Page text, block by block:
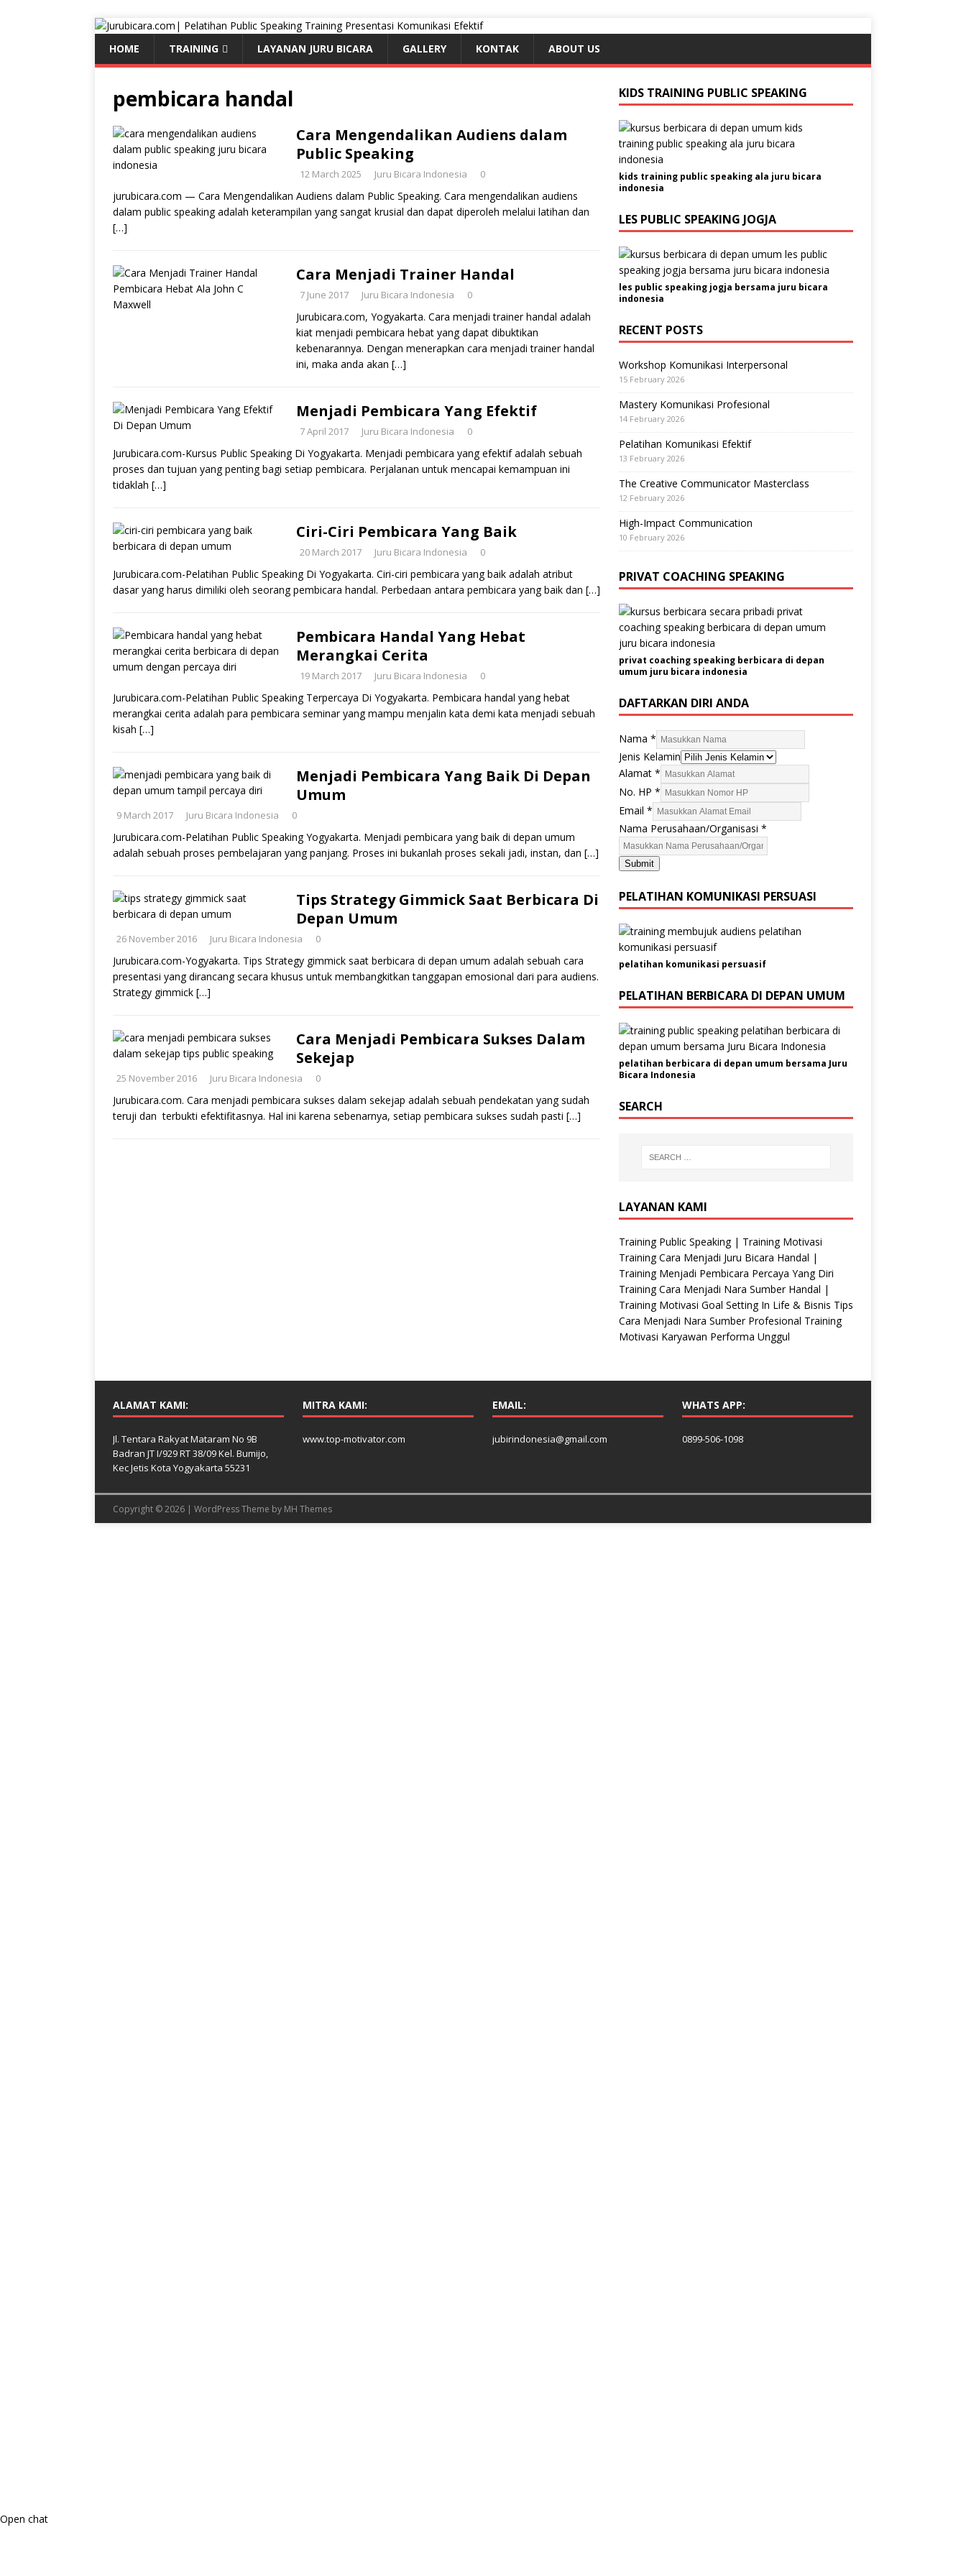
HOME TRAINING LAYANAN JURU BICARA GALLERY KONTAK ABOUT US
pembicara handal
Cara Mengendalikan Audiens dalam
Public Speaking
12 March 2025 Juru Bicara Indonesia 0
jurubicara.com — Cara Mengendalikan Audiens dalam Public Speaking. Cara mengendalikan audiens
dalam public speaking adalah keterampilan yang sangat krusial dan dapat diperoleh melalui latihan dan
[…]
Cara Menjadi Trainer Handal
7 June 2017 Juru Bicara Indonesia 0
Jurubicara.com, Yogyakarta. Cara menjadi trainer handal adalah
kiat menjadi pembicara hebat yang dapat dibuktikan
kebenarannya. Dengan menerapkan cara menjadi trainer handal
ini, maka anda akan […]
Menjadi Pembicara Yang Efektif
7 April 2017 Juru Bicara Indonesia 0
Jurubicara.com-Kursus Public Speaking Di Yogyakarta. Menjadi pembicara yang efektif adalah sebuah
proses dan tujuan yang penting bagi setiap pembicara. Perjalanan untuk mencapai kemampuan ini
tidaklah […]
Ciri-Ciri Pembicara Yang Baik
20 March 2017 Juru Bicara Indonesia 0
Jurubicara.com-Pelatihan Public Speaking Di Yogyakarta. Ciri-ciri pembicara yang baik adalah atribut
dasar yang harus dimiliki oleh seorang pembicara handal. Perbedaan antara pembicara yang baik dan […]
Pembicara Handal Yang Hebat
Merangkai Cerita
19 March 2017 Juru Bicara Indonesia 0
Jurubicara.com-Pelatihan Public Speaking Terpercaya Di Yogyakarta. Pembicara handal yang hebat
merangkai cerita adalah para pembicara seminar yang mampu menjalin kata demi kata menjadi sebuah
kisah […]
Menjadi Pembicara Yang Baik Di Depan
Umum
9 March 2017 Juru Bicara Indonesia 0
Jurubicara.com-Pelatihan Public Speaking Yogyakarta. Menjadi pembicara yang baik di depan umum
adalah sebuah proses pembelajaran yang panjang. Proses ini bukanlah proses sekali jadi, instan, dan […]
Tips Strategy Gimmick Saat Berbicara Di
Depan Umum
26 November 2016 Juru Bicara Indonesia 0
Jurubicara.com-Yogyakarta. Tips Strategy gimmick saat berbicara di depan umum adalah sebuah cara
presentasi yang dirancang secara khusus untuk membangkitkan tanggapan emosional dari para audiens.
Strategy gimmick […]
Cara Menjadi Pembicara Sukses Dalam
Sekejap
25 November 2016 Juru Bicara Indonesia 0
Jurubicara.com. Cara menjadi pembicara sukses dalam sekejap adalah sebuah pendekatan yang sudah
teruji dan terbukti efektifitasnya. Hal ini karena sebenarnya, setiap pembicara sukses sudah pasti […]
KIDS TRAINING PUBLIC SPEAKING
kids training public speaking ala juru bicara
indonesia
LES PUBLIC SPEAKING JOGJA
les public speaking jogja bersama juru bicara
indonesia
RECENT POSTS
Workshop Komunikasi Interpersonal
15 February 2026
Mastery Komunikasi Profesional
14 February 2026
Pelatihan Komunikasi Efektif
13 February 2026
The Creative Communicator Masterclass
12 February 2026
High-Impact Communication
10 February 2026
PRIVAT COACHING SPEAKING
privat coaching speaking berbicara di depan
umum juru bicara indonesia
DAFTARKAN DIRI ANDA
Nama *
Jenis Kelamin
Alamat *
No. HP *
A
l
a
m
a
t
N
a
m
a
E
a
l
Email *
Nama Perusahaan/Organisasi *
Submit
PELATIHAN KOMUNIKASI PERSUASI
pelatihan komunikasi persuasif
PELATIHAN BERBICARA DI DEPAN UMUM
pelatihan berbicara di depan umum bersama Juru
Bicara Indonesia
SEARCH
LAYANAN KAMI
Training Public Speaking | Training Motivasi
Training Cara Menjadi Juru Bicara Handal |
Training Menjadi Pembicara Percaya Yang Diri
Training Cara Menjadi Nara Sumber Handal |
Training Motivasi Goal Setting In Life & Bisnis Tips
Cara Menjadi Nara Sumber Profesional Training
Motivasi Karyawan Performa Unggul
ALAMAT KAMI:
Jl. Tentara Rakyat Mataram No 9B
Badran JT I/929 RT 38/09 Kel. Bumijo,
Kec Jetis Kota Yogyakarta 55231
MITRA KAMI:
www.top-motivator.com
EMAIL:
jubirindonesia@gmail.com
WHATS APP:
0899-506-1098
Copyright © 2026 | WordPress Theme by MH Themes
Open chat